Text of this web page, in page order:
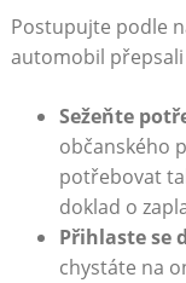
Postupujte podle
automobil
Sežeňte
občanského
potřebovat
doklad o
Přihlaste se
chystáte na